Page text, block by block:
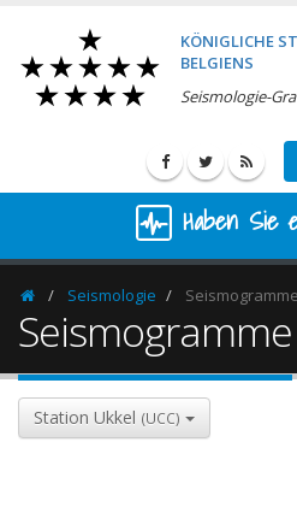
KÖNIGLICHE
BELGIENS
Seismologie-
Haben Sie
HomepageSeismologie Seismogramme
Seismogramme
Station Ukkel (UCC)